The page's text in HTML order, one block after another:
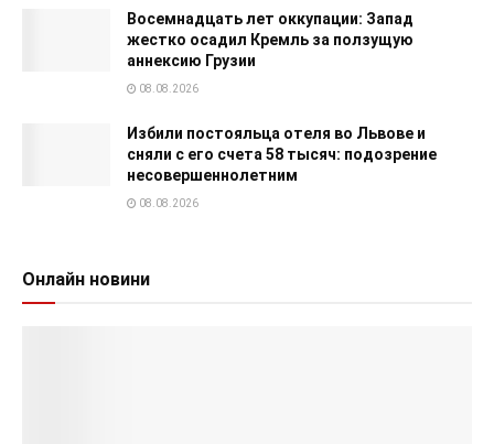
Восемнадцать лет оккупации: Запад
жестко осадил Кремль за ползущую
аннексию Грузии
08.08.2026
Избили постояльца отеля во Львове и
сняли с его счета 58 тысяч: подозрение
несовершеннолетним
08.08.2026
Онлайн новини